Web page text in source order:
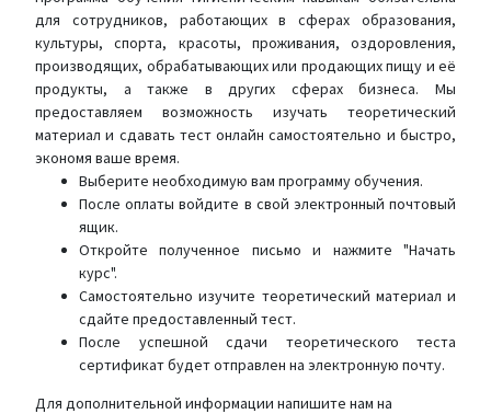
для сотрудников, работающих в сферах образования,
культуры, спорта, красоты, проживания, оздоровления,
производящих, обрабатывающих или продающих пищу и её
продукты, а также в других сферах бизнеса. Мы
предоставляем возможность изучать теоретический
материал и сдавать тест онлайн самостоятельно и быстро,
экономя ваше время.
Выберите необходимую вам программу обучения.
После оплаты войдите в свой электронный почтовый
ящик.
Откройте полученное письмо и нажмите "Начать
курс".
Самостоятельно изучите теоретический материал и
сдайте предоставленный тест.
После успешной сдачи теоретического теста
сертификат будет отправлен на электронную почту.
Для дополнительной информации напишите нам на